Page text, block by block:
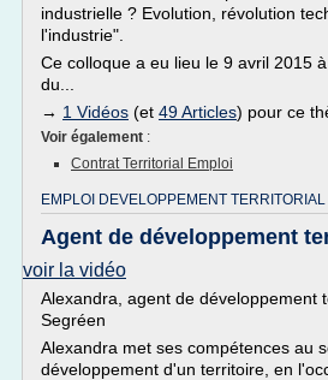
industrielle ? Evolution, révolution
l'industrie".
Ce colloque a eu lieu le 9 avril 2015
du...
→ 1 Vidéos (et 49 Articles) pour ce
Voir également :
Contrat Territorial Emploi
EMPLOI DEVELOPPEMENT
Agent de développement
voir la vidéo
Alexandra, agent de développement
Segréen
Alexandra met ses compétences au
développement d'un territoire, en